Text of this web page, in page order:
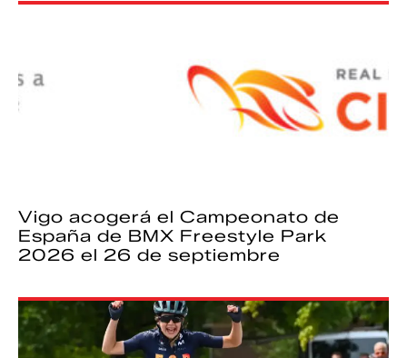
Vigo acogerá el Campeonato de
España de BMX Freestyle Park
2026 el 26 de septiembre